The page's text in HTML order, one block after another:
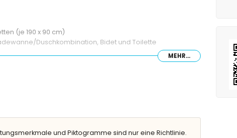
(je 190 x 90 cm)
Duschkombination, Bidet und Toilette
MEHR...
und Piktogramme sind nur eine Richtlinie.